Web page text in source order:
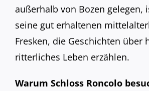
außerhalb von Bozen gelegen,
seine gut erhaltenen
Fresken, die Geschichten über
ritterliches Leben erzählen.
Warum Schloss Roncolo